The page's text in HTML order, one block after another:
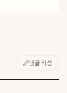
댓글 작성